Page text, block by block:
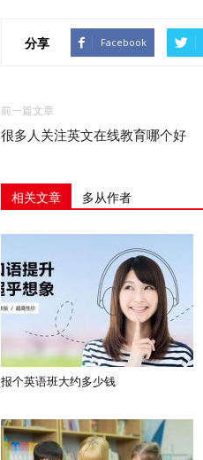
分享 Facebook
前一篇文章
很多人关注英文在线教育哪个好
相关文章 多从作者
报个英语班大约多少钱